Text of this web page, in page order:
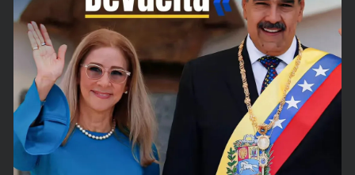
MPPEE
celebró el
Día del
Padre con
un emotivo
homenaje a
sus
trabajadore
s
MPPEE
entrega
ayudas
técnicas a
trabajadore
familiares
del sector
eléctrico